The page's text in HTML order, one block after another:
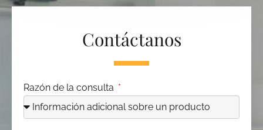
Contáctanos
Razón de la consulta